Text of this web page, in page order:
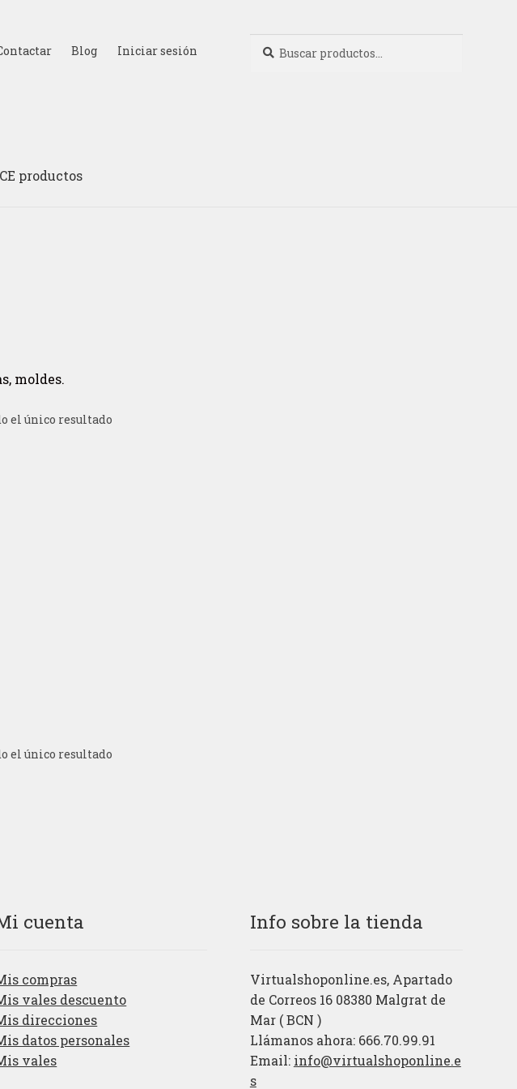
Blog Iniciar sesión
por:
productos
moldes.
el único resultado
el único resultado
cuenta
compras
vales descuento
direcciones
datos personales
vales
Info sobre la tienda
Virtualshoponline.es, Apartado
de Correos 16 08380 Malgrat de
Mar ( BCN )
Llámanos ahora: 666.70.99.91
Email: info@virtualshoponline.e
s